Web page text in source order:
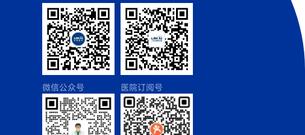
微信公众号 医院订阅号